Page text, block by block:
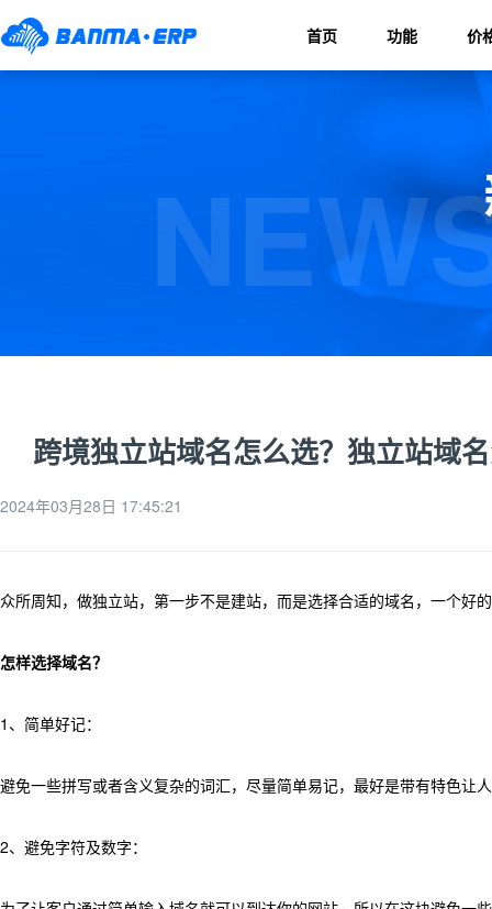
首页 功能 价
跨境独立站域名怎么选？独立站域
2024年03月28日 17:45:21
众所周知，做独立站，第一步不是建站，而是选择合适的域名，一个好
怎样选择域名？
1、简单好记：
避免一些拼写或者含义复杂的词汇，尽量简单易记，最好是带有特色让
2、避免字符及数字：